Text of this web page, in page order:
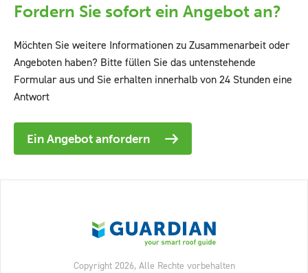
Fordern Sie sofort ein Angebot an?
Möchten Sie weitere Informationen zu Zusammenarbeit oder
Angeboten haben? Bitte füllen Sie das untenstehende
Formular aus und Sie erhalten innerhalb von 24 Stunden eine
Antwort
Ein Angebot anfordern
Copyright 2026, Alle Rechte vorbehalten